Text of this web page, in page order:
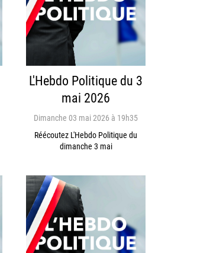
L'Hebdo Politique du 3
mai 2026
Dimanche 03 mai 2026 à 19h35
Réécoutez L'Hebdo Politique du
dimanche 3 mai